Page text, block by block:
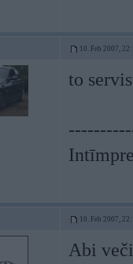
10. Feb 2007,
to
10. Feb 2007,
Abi